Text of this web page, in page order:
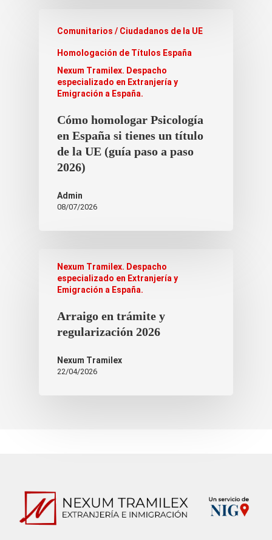
especializado en Extranjería y
Cómo homologar Psicología
en España si tienes un título
de la UE (guía paso a paso
2026)
Admin
08/07/2026
Nexum Tramilex. Despacho
Arraigo en trámite y
regularización 2026
22/04/2026